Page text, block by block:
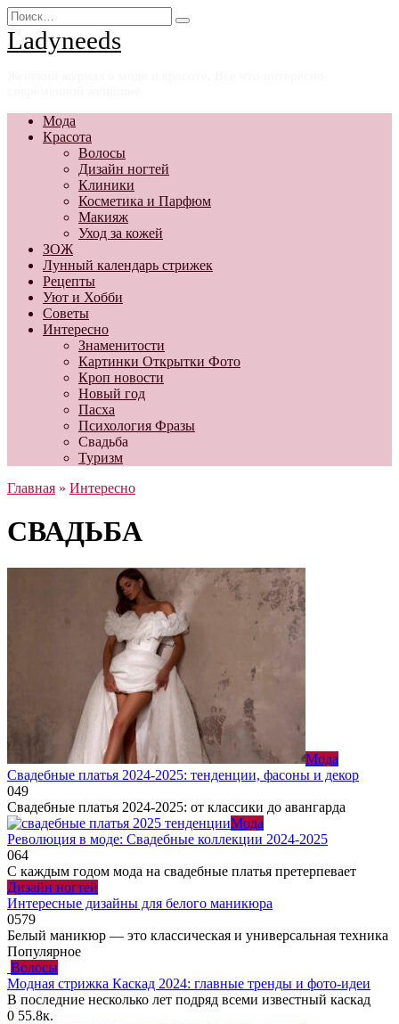
Перейти
к
содержанию
Search
for:
Ladyneeds
Мода
Красота
Волосы
Дизайн ногтей
Клиники
Косметика и Парфюм
Макияж
Уход за кожей
ЗОЖ
Лунный календарь стрижек
Рецепты
Уют и Хобби
Советы
Интересно
Знаменитости
Картинки Открытки Фото
Кроп новости
Новый год
Пасха
Психология Фразы
Свадьба
Туризм
Главная » Интересно
СВАДЬБА
Мода
Свадебные платья 2024-2025: тенденции, фасоны и декор
049
Свадебные платья 2024-2025: от классики до авангарда
Мода
Революция в моде: Свадебные коллекции 2024-2025
064
С каждым годом мода на свадебные платья претерпевает
Дизайн ногтей
Интересные дизайны для белого маникюра
0579
Белый маникюр — это классическая и универсальная техника
Популярное
Волосы
Модная стрижка Каскад 2024: главные тренды и фото-идеи
В последние несколько лет подряд всеми известный каскад
0 55.8к.